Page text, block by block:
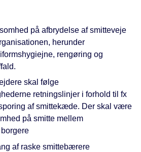
på afbrydelse af smitteveje
herunder
rengøring og
skal følge
retningslinjer i forhold til fx
af smittekæde. Der skal være
på smitte mellem
af raske smittebærere